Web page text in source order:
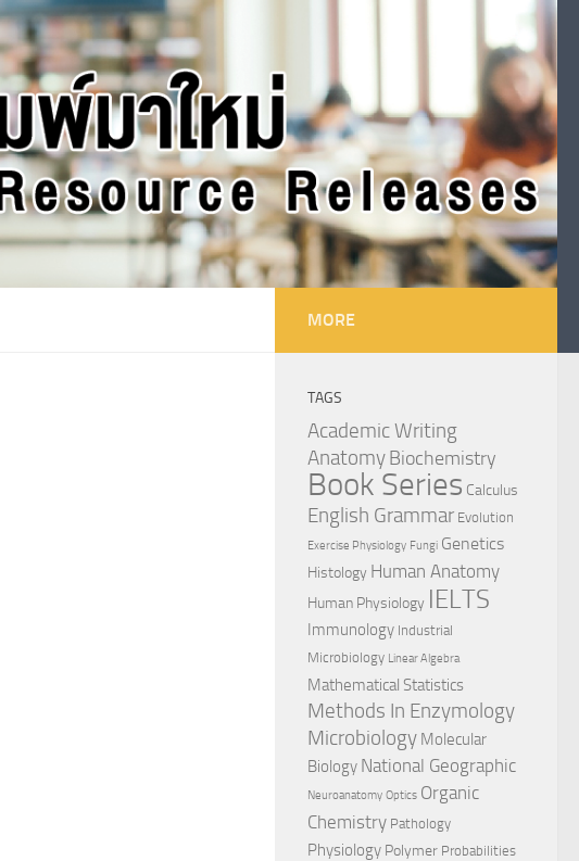
MORE
TAGS
Academic Writing
AnatomyBiochemistry
Book Series Calculus
English Grammar Evolution
Exercise Physiology Fungi Genetics
Histology Human Anatomy
Human Physiology IELTS
Immunology Industrial
Microbiology Linear Algebra
Mathematical Statistics
Methods In Enzymology
Microbiology Molecular
Biology National Geographic
Neuroanatomy Optics Organic
Chemistry Pathology
Physiology Polymer Probabilities